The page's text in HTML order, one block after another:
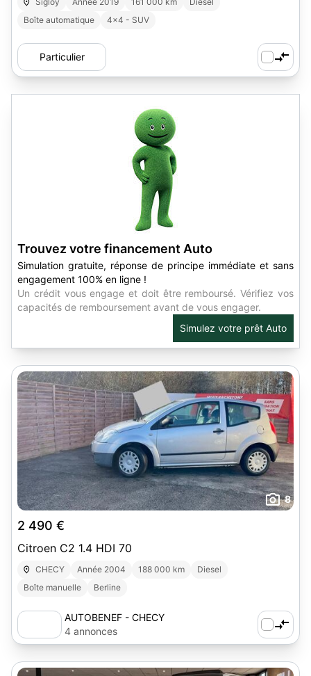
Boîte automatique
4x4 - SUV
Particulier
Trouvez votre financement Auto
Simulation gratuite, réponse de principe immédiate et sans
engagement 100% en ligne !
Un crédit vous engage et doit être remboursé. Vérifiez vos
capacités de remboursement avant de vous engager.
Simulez votre prêt Auto
8
2 490 €
Citroen C2 1.4 HDI 70
CHECY Année 2004 188 000 km
Diesel
Boîte manuelle
Berline
AUTOBENEF - CHECY
4 annonces